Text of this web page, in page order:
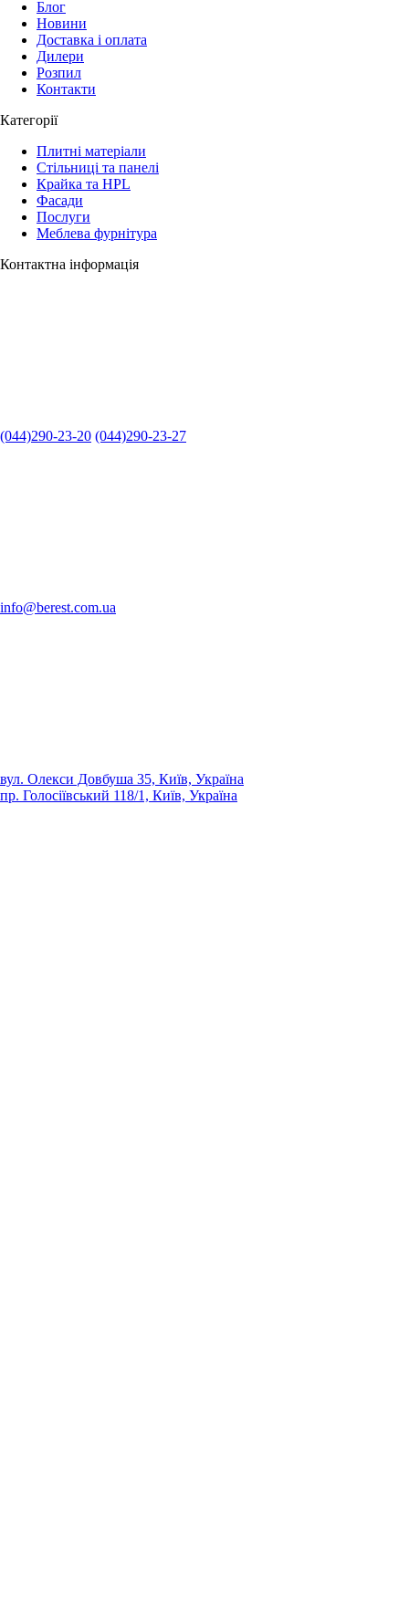
Блог
Новини
Доставка і оплата
Дилери
Розпил
Контакти
Категорії
Плитні матеріали
Стільниці та панелі
Крайка та HPL
Фасади
Послуги
Меблева фурнітура
Контактна інформація
(044)290-23-20 (044)290-23-27
info@berest.com.ua
вул. Олекси Довбуша 35, Київ, Україна
пр. Голосіївський 118/1, Київ, Україна